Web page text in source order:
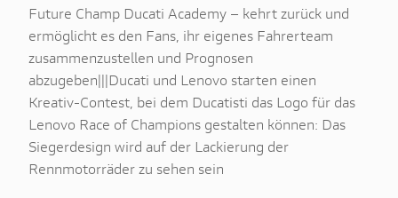
Future Champ Ducati Academy – kehrt zurück und
ermöglicht es den Fans, ihr eigenes Fahrerteam
zusammenzustellen und Prognosen
abzugeben|||Ducati und Lenovo starten einen
Kreativ-Contest, bei dem Ducatisti das Logo für das
Lenovo Race of Champions gestalten können: Das
Siegerdesign wird auf der Lackierung der
Rennmotorräder zu sehen sein